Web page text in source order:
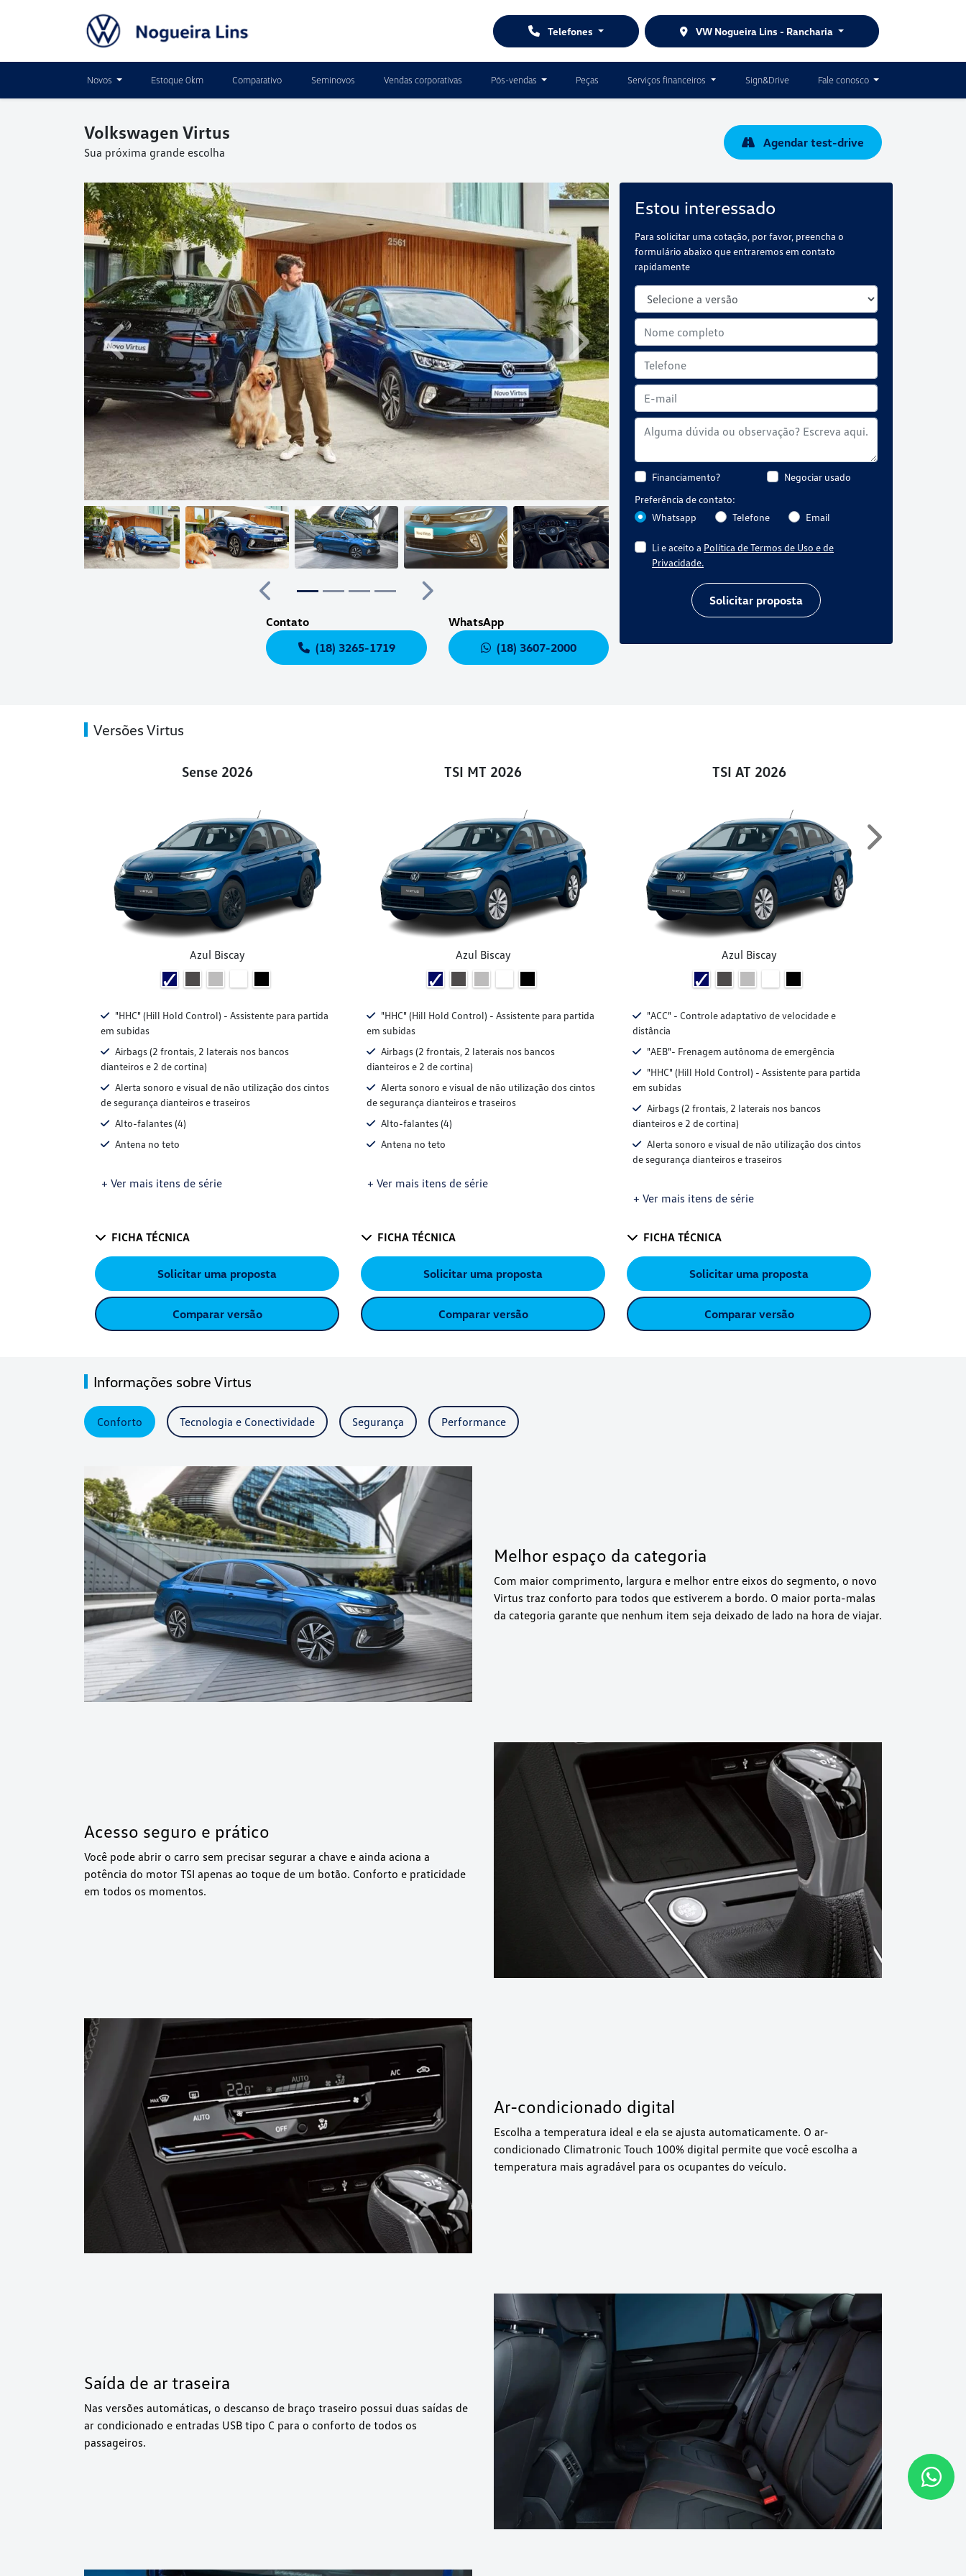
Telefones VW Nogueira Lins - Rancharia
Novos Estoque 0km Comparativo Seminovos Vendas corporativas Pós-vendas Peças Serviços financeiros Sign&Drive Fale conosco
Volkswagen Virtus
Sua próxima grande escolha
Agendar test-drive
Estou interessado
Para solicitar uma cotação, por favor, preencha o
formulário abaixo que entraremos em contato
rapidamente
Financiamento?
Negociar usado
Preferência de contato:
Whatsapp
Telefone Email
Li e aceito a Política de Termos de Uso e de
Privacidade.
Solicitar proposta
Anterior Próximo
Anterior
Próximo
Contato
(18) 3265-1719
WhatsApp
(18) 3607-2000
Versões Virtus
Sense 2026
Azul Biscay
"HHC" (Hill Hold Control) - Assistente para partida
em subidas
Airbags (2 frontais, 2 laterais nos bancos
dianteiros e 2 de cortina)
Alerta sonoro e visual de não utilização dos cintos
de segurança dianteiros e traseiros
Alto-falantes (4)
Antena no teto
+ Ver mais itens de série
FICHA TÉCNICA
Solicitar uma proposta
Comparar versão
TSI MT 2026
Azul Biscay
"HHC" (Hill Hold Control) - Assistente para partida
em subidas
Airbags (2 frontais, 2 laterais nos bancos
dianteiros e 2 de cortina)
Alerta sonoro e visual de não utilização dos cintos
de segurança dianteiros e traseiros
Alto-falantes (4)
Antena no teto
+ Ver mais itens de série
FICHA TÉCNICA
Solicitar uma proposta
Comparar versão
TSI AT 2026
Azul Biscay
"ACC" - Controle adaptativo de velocidade e
distância
"AEB"- Frenagem autônoma de emergência
"HHC" (Hill Hold Control) - Assistente para partida
em subidas
Airbags (2 frontais, 2 laterais nos bancos
dianteiros e 2 de cortina)
Alerta sonoro e visual de não utilização dos cintos
de segurança dianteiros e traseiros
+ Ver mais itens de série
FICHA TÉCNICA
Solicitar uma proposta
Comparar versão
Informações sobre Virtus
Conforto Tecnologia e Conectividade Segurança Performance
Melhor espaço da categoria
Com maior comprimento, largura e melhor entre eixos do segmento, o novo
Virtus traz conforto para todos que estiverem a bordo. O maior porta-malas
da categoria garante que nenhum item seja deixado de lado na hora de viajar.
Acesso seguro e prático
Você pode abrir o carro sem precisar segurar a chave e ainda aciona a
potência do motor TSI apenas ao toque de um botão. Conforto e praticidade
em todos os momentos.
Ar-condicionado digital
Escolha a temperatura ideal e ela se ajusta automaticamente. O ar-
condicionado Climatronic Touch 100% digital permite que você escolha a
temperatura mais agradável para os ocupantes do veículo.
Saída de ar traseira
Nas versões automáticas, o descanso de braço traseiro possui duas saídas de
ar condicionado e entradas USB tipo C para o conforto de todos os
passageiros.